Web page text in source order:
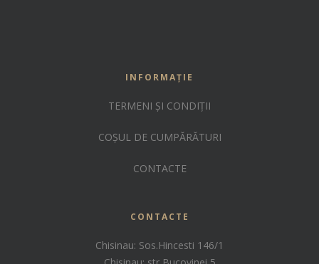
INFORMAȚIE
TERMENI ȘI CONDIȚII
COȘUL DE CUMPĂRĂTURI
CONTACTE
CONTACTE
Chisinau: Sos.Hincesti 146/1